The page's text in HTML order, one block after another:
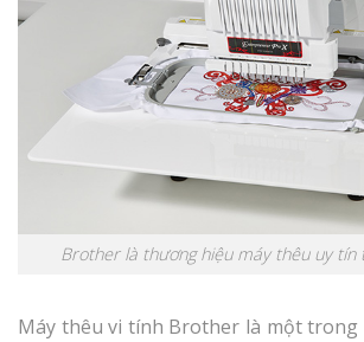
Brother là thương hiệu máy thêu uy
Máy thêu vi tính Brother là một